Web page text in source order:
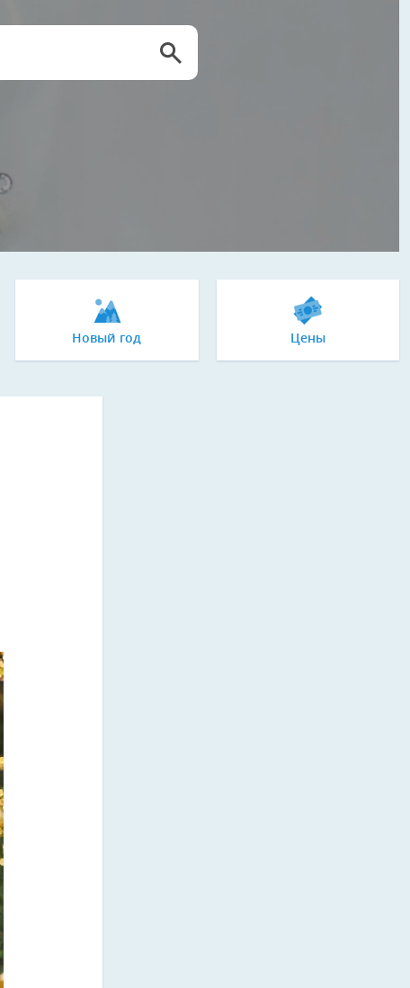
Новый год Цены